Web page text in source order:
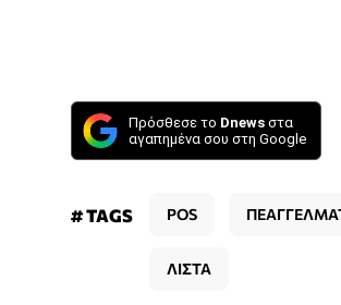
Πρόσθεσε το Dnews στα
αγαπημένα σου στη Google
# TAGS POS
ΛΙΣΤΑ